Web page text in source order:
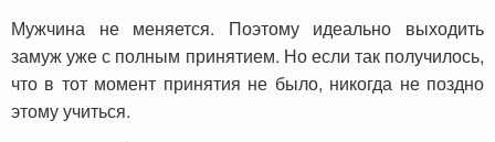
Мужчина не меняется. Поэтому идеально выходить
замуж уже с полным принятием. Но если так получилось,
что в тот момент принятия не было, никогда не поздно
этому учиться.